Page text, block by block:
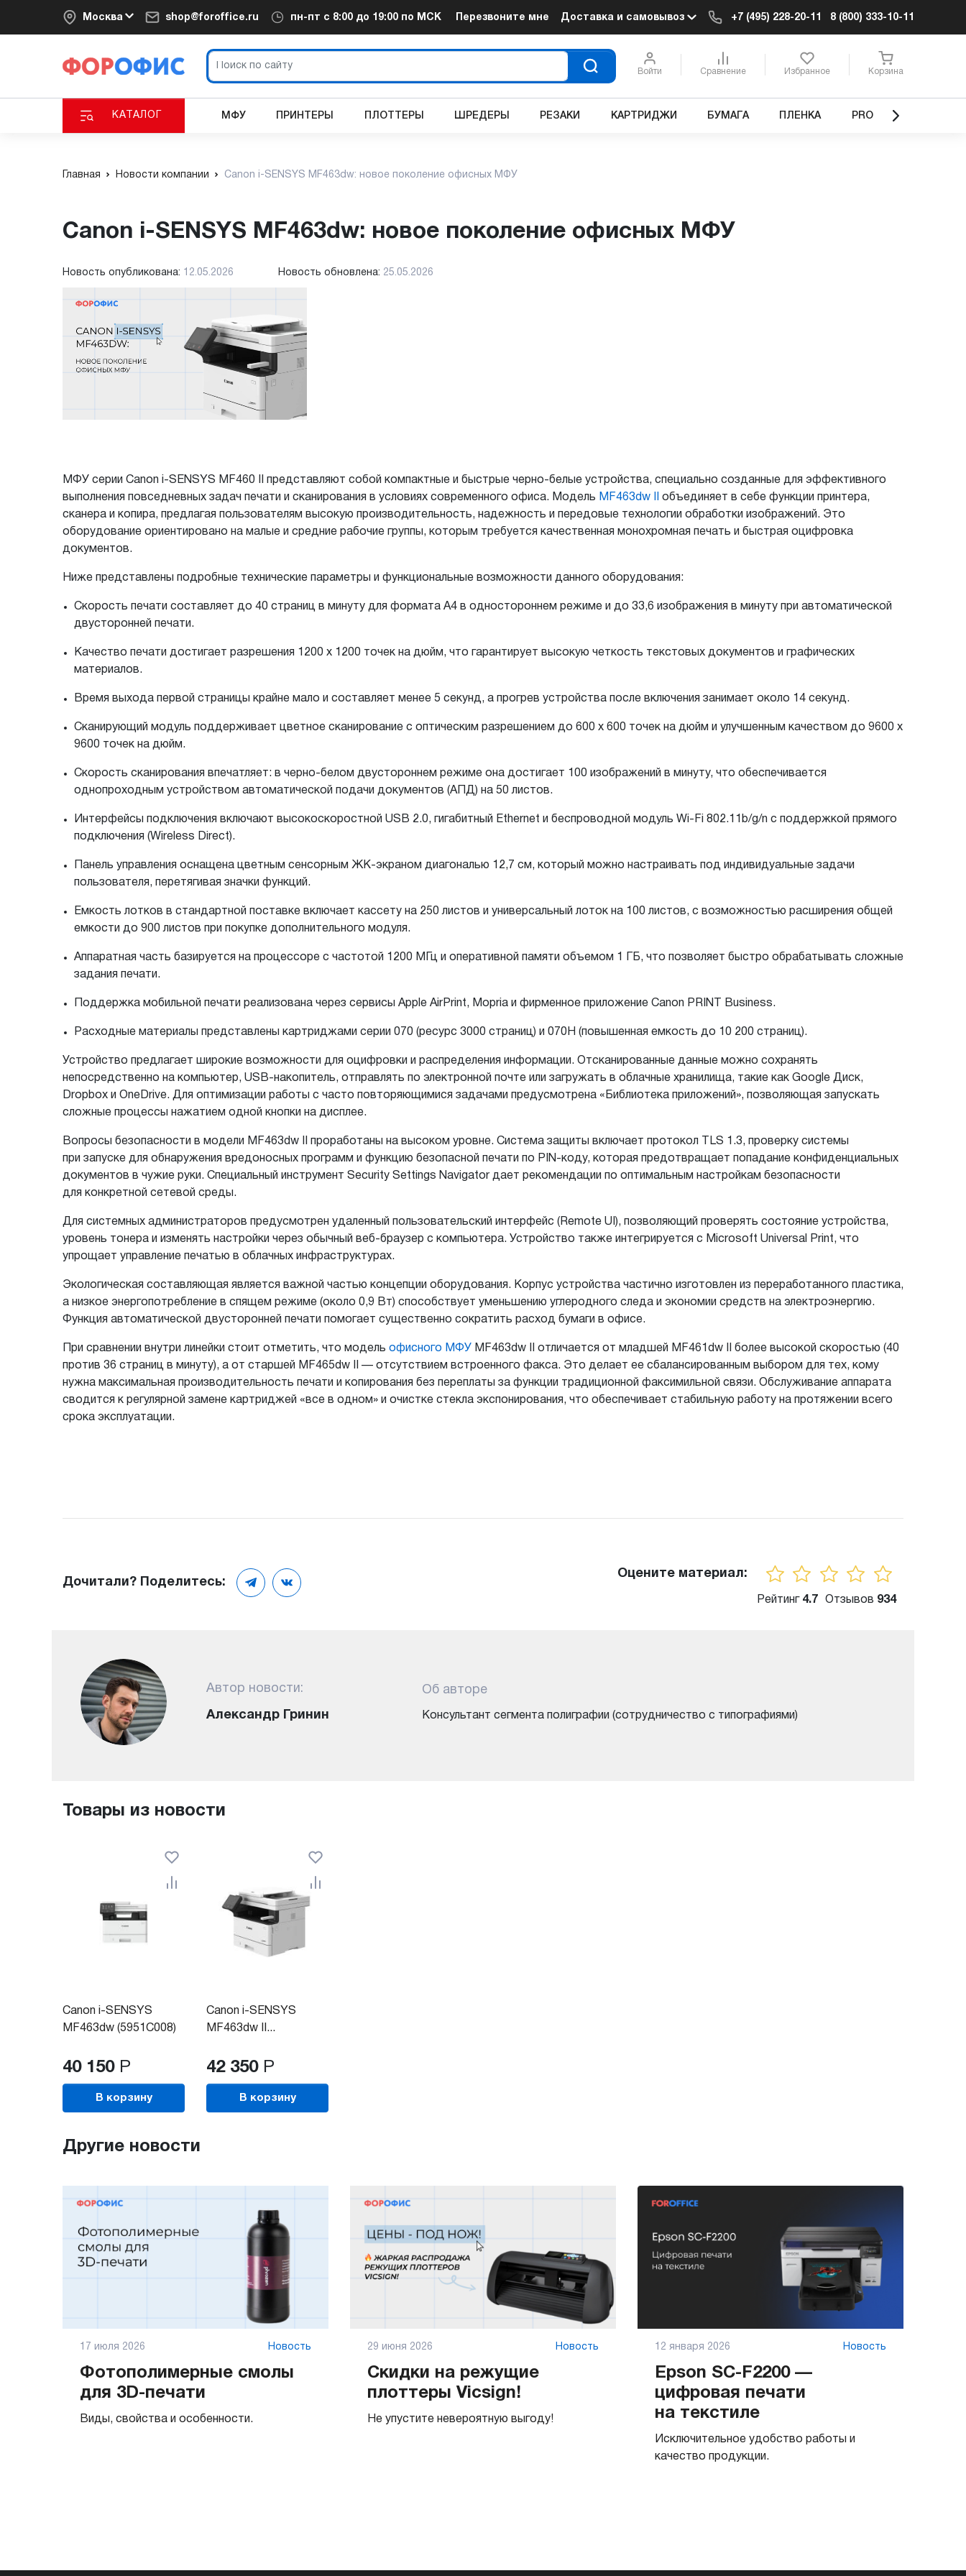
Москва shop@foroffice.ru пн-пт с 8:00 до 19:00 по МСК Перезвоните мне Доставка и самовывоз +7 (495) 228-20-11 8 (800) 333-10-11
Войти Сравнение Избранное Корзина
КАТАЛОГ МФУ ПРИНТЕРЫ ПЛОТТЕРЫ ШРЕДЕРЫ РЕЗАКИ КАРТРИДЖИ БУМАГА ПЛЕНКА PRO
Главная Новости компании Canon i-SENSYS MF463dw: новое поколение офисных МФУ
Canon i-SENSYS MF463dw: новое поколение офисных МФУ
Новость опубликована: 12.05.2026 Новость обновлена: 25.05.2026
МФУ серии Canon i-SENSYS MF460 II представляют собой компактные и быстрые черно-белые устройства, специально созданные для эффективного
выполнения повседневных задач печати и сканирования в условиях современного офиса. Модель MF463dw II
объединяет в себе функции принтера,
сканера и копира, предлагая пользователям высокую производительность, надежность и передовые технологии обработки изображений. Это
оборудование ориентировано на малые и средние рабочие группы, которым требуется качественная монохромная печать и быстрая оцифровка
документов.
Ниже представлены подробные технические параметры и функциональные возможности данного оборудования:
Скорость печати составляет до 40 страниц в минуту для формата А4 в одностороннем режиме и до 33,6 изображения в минуту при автоматической
двусторонней печати.
Качество печати достигает разрешения 1200 x 1200 точек на дюйм, что гарантирует высокую четкость текстовых документов и графических
материалов.
Время выхода первой страницы крайне мало и составляет менее 5 секунд, а прогрев устройства после включения занимает около 14 секунд.
Сканирующий модуль поддерживает цветное сканирование с оптическим разрешением до 600 x 600 точек на дюйм и улучшенным качеством до 9600 x
9600 точек на дюйм.
Скорость сканирования впечатляет: в черно-белом двустороннем режиме она достигает 100 изображений в минуту, что обеспечивается
однопроходным устройством автоматической подачи документов (АПД) на 50 листов.
Интерфейсы подключения включают высокоскоростной USB 2.0, гигабитный Ethernet и беспроводной модуль Wi-Fi 802.11b/g/n с поддержкой прямого
подключения (Wireless Direct).
Панель управления оснащена цветным сенсорным ЖК-экраном диагональю 12,7 см, который можно настраивать под индивидуальные задачи
пользователя, перетягивая значки функций.
Емкость лотков в стандартной поставке включает кассету на 250 листов и универсальный лоток на 100 листов, с возможностью расширения общей
емкости до 900 листов при покупке дополнительного модуля.
Аппаратная часть базируется на процессоре с частотой 1200 МГц и оперативной памяти объемом 1 ГБ, что позволяет быстро обрабатывать сложные
задания печати.
Поддержка мобильной печати реализована через сервисы Apple AirPrint, Mopria и фирменное приложение Canon PRINT Business.
Расходные материалы представлены картриджами серии 070 (ресурс 3000 страниц) и 070H (повышенная емкость до 10 200 страниц).
Устройство предлагает широкие возможности для оцифровки и распределения информации. Отсканированные данные можно сохранять
непосредственно на компьютер, USB-накопитель, отправлять по электронной почте или загружать в облачные хранилища, такие как Google Диск,
Dropbox и OneDrive. Для оптимизации работы с часто повторяющимися задачами предусмотрена «Библиотека приложений», позволяющая запускать
сложные процессы нажатием одной кнопки на дисплее.
Вопросы безопасности в модели MF463dw II проработаны на высоком уровне. Система защиты включает протокол TLS 1.3, проверку системы
при запуске для обнаружения вредоносных программ и функцию безопасной печати по PIN-коду, которая предотвращает попадание конфиденциальных
документов в чужие руки. Специальный инструмент Security Settings Navigator дает рекомендации по оптимальным настройкам безопасности
для конкретной сетевой среды.
Для системных администраторов предусмотрен удаленный пользовательский интерфейс (Remote UI), позволяющий проверять состояние устройства,
уровень тонера и изменять настройки через обычный веб-браузер с компьютера. Устройство также интегрируется с Microsoft Universal Print, что
упрощает управление печатью в облачных инфраструктурах.
Экологическая составляющая является важной частью концепции оборудования. Корпус устройства частично изготовлен из переработанного пластика,
а низкое энергопотребление в спящем режиме (около 0,9 Вт) способствует уменьшению углеродного следа и экономии средств на электроэнергию.
Функция автоматической двусторонней печати помогает существенно сократить расход бумаги в офисе.
При сравнении внутри линейки стоит отметить, что модель офисного МФУ MF463dw II отличается от младшей MF461dw II более высокой скоростью (40
против 36 страниц в минуту), а от старшей MF465dw II — отсутствием встроенного факса. Это делает ее сбалансированным выбором для тех, кому
нужна максимальная производительность печати и копирования без переплаты за функции традиционной факсимильной связи. Обслуживание аппарата
сводится к регулярной замене картриджей «все в одном» и очистке стекла экспонирования, что обеспечивает стабильную работу на протяжении всего
срока эксплуатации.
Дочитали? Поделитесь:
Оцените материал:
Рейтинг 4.7 Отзывов 934
Автор новости:
Александр Гринин
Об авторе
Консультант сегмента полиграфии (сотрудничество с типографиями)
Товары из новости
Canon i-SENSYS
MF463dw (5951C008)
40 150 Р
В корзину
Canon i-SENSYS
MF463dw II...
42 350 Р
В корзину
Другие новости
17 июля 2026 Новость
Фотополимерные смолы
для 3D-печати
Виды, свойства и особенности.
29 июня 2026 Новость
Скидки на режущие
плоттеры Vicsign!
Не упустите невероятную выгоду!
12 января 2026 Новость
Epson SC-F2200 —
цифровая печати
на текстиле
Исключительное удобство работы и
качество продукции.